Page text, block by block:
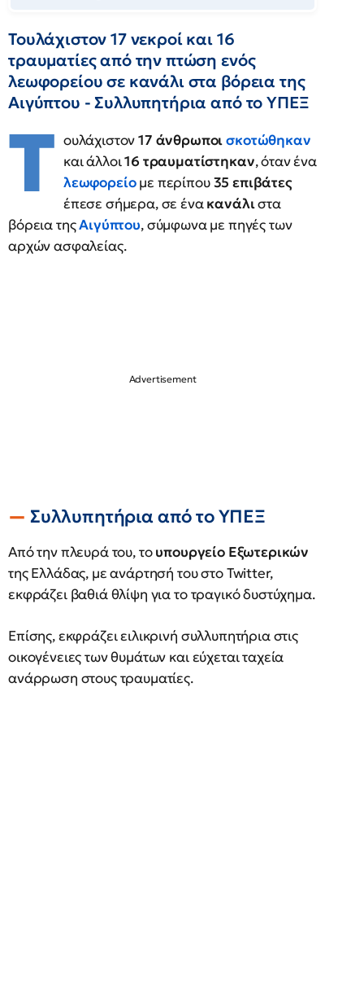
Τουλάχιστον 17 νεκροί και 16
τραυματίες από την πτώση ενός
λεωφορείου σε κανάλι στα βόρεια της
Αιγύπτου - Συλλυπητήρια από το ΥΠΕΞ
Τ ουλάχιστον17 άνθρωποισκοτώθηκαν
και άλλοι16 τραυματίστηκαν, όταν ένα
λεωφορείο με περίπου35 επιβάτες
έπεσε σήμερα, σε ένακανάλιστα
βόρεια τηςΑιγύπτου, σύμφωνα με πηγές των
αρχών ασφαλείας.
Συλλυπητήρια από το ΥΠΕΞ
Από την πλευρά του, τουπουργείο Εξωτερικών
της Ελλάδας, με ανάρτησή του στο Twitter,
εκφράζει βαθιά θλίψη για το τραγικό δυστύχημα.
Επίσης, εκφράζει ειλικρινή συλλυπητήρια στις
οικογένειες των θυμάτων και εύχεται ταχεία
ανάρρωση στους τραυματίες.